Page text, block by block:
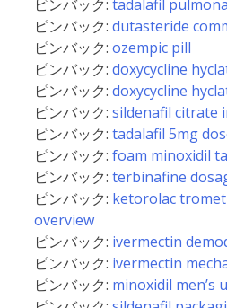
ピンバック:tadalafil
ピンバック:dutasteride
ピンバック:ozempic pill
ピンバック:doxycycline
ピンバック:doxycycline
ピンバック:sildenafil citrate
ピンバック:tadalafil 5mg
ピンバック:foam minoxidil
ピンバック:terbinafine
ピンバック: ketorolac
overview
ピンバック: ivermectin
ピンバック: ivermectin
ピンバック: minoxidil men’s